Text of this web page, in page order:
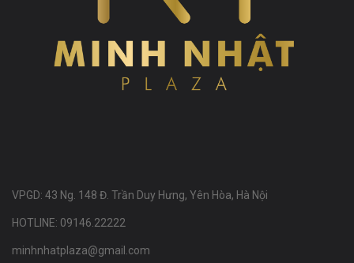
VPGD: 43 Ng. 148 Đ. Trần Duy Hưng, Yên Hòa, Hà Nội
HOTLINE: 09146.22222
minhnhatplaza@gmail.com